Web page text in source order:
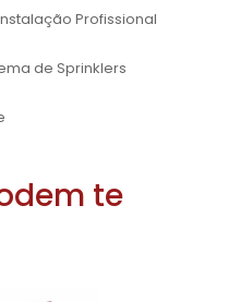
suporte técnico
rapidamente.
se adapta
Profissional
de Sprinklers
te